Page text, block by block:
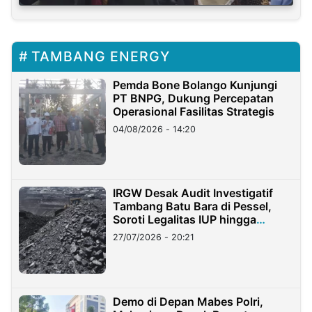
TAMBANG ENERGY
Pemda Bone Bolango Kunjungi
PT BNPG, Dukung Percepatan
Operasional Fasilitas Strategis
04/08/2026 - 14:20
IRGW Desak Audit Investigatif
Tambang Batu Bara di Pessel,
Soroti Legalitas IUP hingga
Stockpile
27/07/2026 - 20:21
Demo di Depan Mabes Polri,